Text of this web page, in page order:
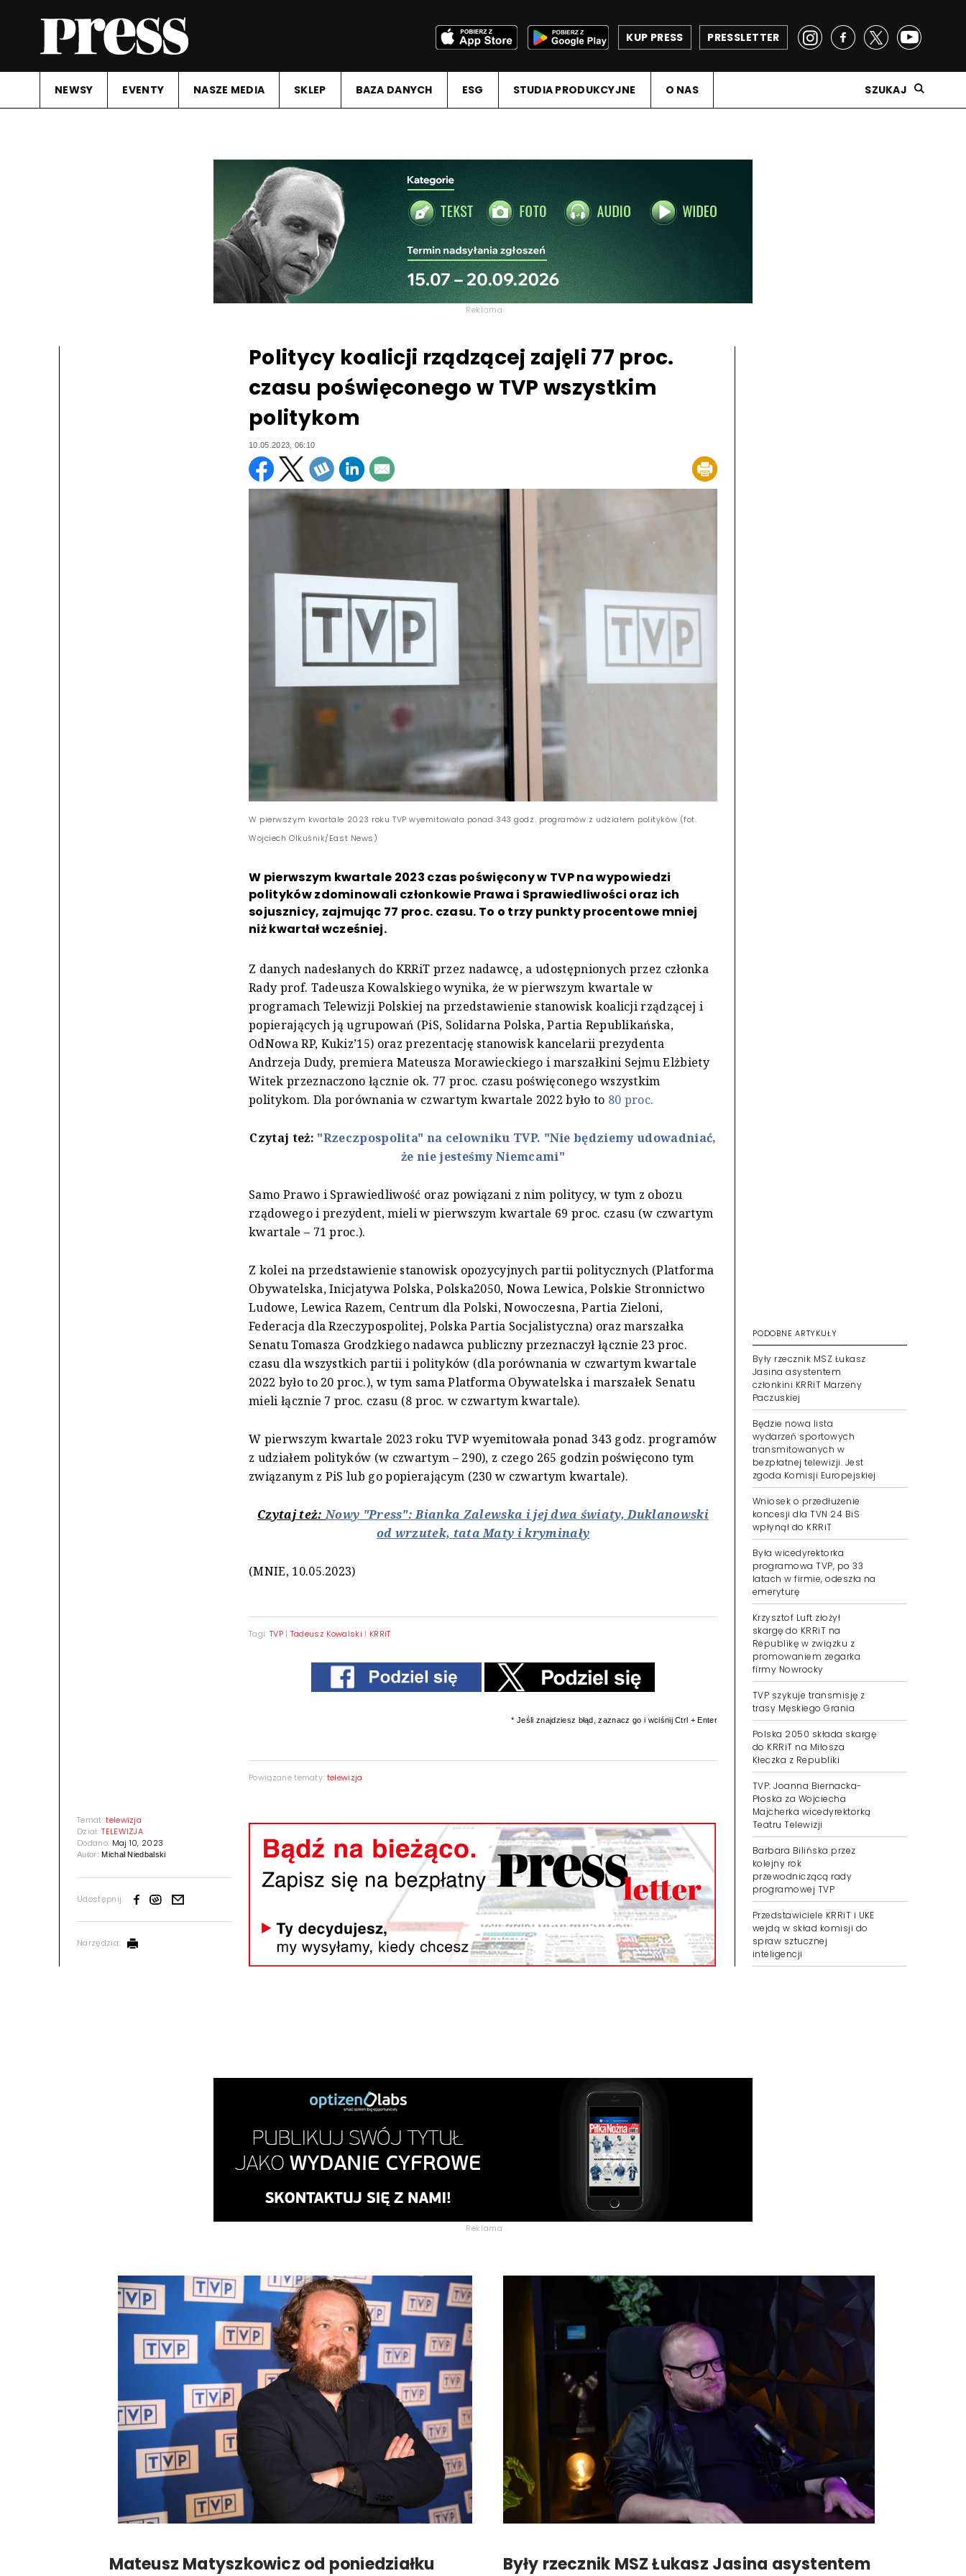
PRESSLETTER
KUP PRESS
NEWSY EVENTY NASZE MEDIA SKLEP BAZA DANYCH ESG STUDIA PRODUKCYJNE O NAS SZUKAJ
Reklama
Temat:telewizja
Dział:TELEWIZJA
Dodano: Maj 10, 2023
Autor:Michał Niedbalski
Udostępnij:
Narzędzia:
Politycy koalicji rządzącej zajęli 77 proc.
czasu poświęconego w TVP wszystkim
politykom
10.05.2023, 06:10
W pierwszym kwartale 2023 roku TVP wyemitowała ponad 343 godz. programów z udziałem polityków (fot.
Wojciech Olkuśnik/East News)
W pierwszym kwartale 2023 czas poświęcony w TVP na wypowiedzi
polityków zdominowali członkowie Prawa i Sprawiedliwości oraz ich
sojusznicy, zajmując 77 proc. czasu. To o trzy punkty procentowe mniej
niż kwartał wcześniej.
Z danych nadesłanych do KRRiT przez nadawcę, a udostępnionych przez członka
Rady prof. Tadeusza Kowalskiego wynika, że w pierwszym kwartale w
programach Telewizji Polskiej na przedstawienie stanowisk koalicji rządzącej i
popierających ją ugrupowań (PiS, Solidarna Polska, Partia Republikańska,
OdNowa RP, Kukiz’15) oraz prezentację stanowisk kancelarii prezydenta
Andrzeja Dudy, premiera Mateusza Morawieckiego i marszałkini Sejmu Elżbiety
Witek przeznaczono łącznie ok. 77 proc. czasu poświęconego wszystkim
politykom. Dla porównania w czwartym kwartale 2022 było to 80 proc.
Czytaj też: "Rzeczpospolita" na celowniku TVP. "Nie będziemy udowadniać,
że nie jesteśmy Niemcami"
Samo Prawo i Sprawiedliwość oraz powiązani z nim politycy, w tym z obozu
rządowego i prezydent, mieli w pierwszym kwartale 69 proc. czasu (w czwartym
kwartale – 71 proc.).
Z kolei na przedstawienie stanowisk opozycyjnych partii politycznych (Platforma
Obywatelska, Inicjatywa Polska, Polska2050, Nowa Lewica, Polskie Stronnictwo
Ludowe, Lewica Razem, Centrum dla Polski, Nowoczesna, Partia Zieloni,
Federacja dla Rzeczypospolitej, Polska Partia Socjalistyczna) oraz marszałka
Senatu Tomasza Grodzkiego nadawca publiczny przeznaczył łącznie 23 proc.
czasu dla wszystkich partii i polityków (dla porównania w czwartym kwartale
2022 było to 20 proc.), w tym sama Platforma Obywatelska i marszałek Senatu
mieli łącznie 7 proc. czasu (8 proc. w czwartym kwartale).
W pierwszym kwartale 2023 roku TVP wyemitowała ponad 343 godz. programów
z udziałem polityków (w czwartym – 290), z czego 265 godzin poświęcono tym
związanym z PiS lub go popierającym (230 w czwartym kwartale).
Czytaj też:Nowy "Press": Bianka Zalewska i jej dwa światy, Duklanowski
od wrzutek, tata Maty i kryminały
(MNIE, 10.05.2023)
Tagi: TVP| Tadeusz Kowalski | KRRiT
* Jeśli znajdziesz błąd, zaznacz go i wciśnij Ctrl + Enter
Powiązane tematy: telewizja
PODOBNE ARTYKUŁY
Były rzecznik MSZ Łukasz
Jasina asystentem
członkini KRRiT Marzeny
Paczuskiej
Będzie nowa lista
wydarzeń sportowych
transmitowanych w
bezpłatnej telewizji. Jest
zgoda Komisji Europejskiej
Wniosek o przedłużenie
koncesji dla TVN 24 BiS
wpłynął do KRRiT
Była wicedyrektorka
programowa TVP, po 33
latach w firmie, odeszła na
emeryturę
Krzysztof Luft złożył
skargę do KRRiT na
Republikę w związku z
promowaniem zegarka
firmy Nowrocky
TVP szykuje transmisję z
trasy Męskiego Grania
Polska 2050 składa skargę
do KRRiT na Miłosza
Kłeczka z Republiki
TVP: Joanna Biernacka-
Płoska za Wojciecha
Majcherka wicedyrektorką
Teatru Telewizji
Barbara Bilińska przez
kolejny rok
przewodniczącą rady
programowej TVP
Przedstawiciele KRRiT i UKE
wejdą w skład komisji do
spraw sztucznej
inteligencji
Reklama
Mateusz Matyszkowicz od poniedziałku
Były rzecznik MSZ Łukasz Jasina asystentem